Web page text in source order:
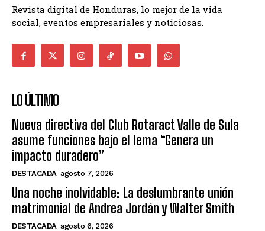
Revista digital de Honduras, lo mejor de la vida
social, eventos empresariales y noticiosas.
LO ÚLTIMO
Nueva directiva del Club Rotaract Valle de Sula
asume funciones bajo el lema “Genera un
impacto duradero”
DESTACADA agosto 7, 2026
Una noche inolvidable: La deslumbrante unión
matrimonial de Andrea Jordán y Walter Smith
DESTACADA agosto 6, 2026